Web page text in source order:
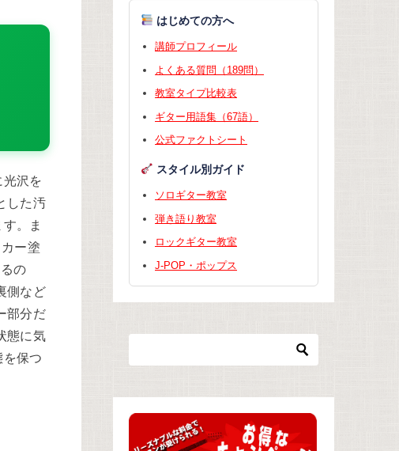
沢を
した汚
。ま
ー塗
の
側など
部分だ
態に気
保つ
はじめての方へ
講師プロフィール
よくある質問（189問）
教室タイプ比較表
ギター用語集（67語）
公式ファクトシート
スタイル別ガイド
ソロギター教室
弾き語り教室
ロックギター教室
J-POP・ポップス